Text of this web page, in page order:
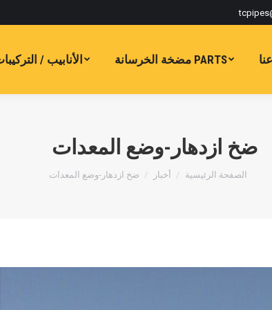
PARTS مضخة الخرسانة الأنابيب /
ضخ ازدهار-وضع المعدات
أنت هنا:الصفحة الرئيسية أخبار ضخ ازدهار-وضع المعدات